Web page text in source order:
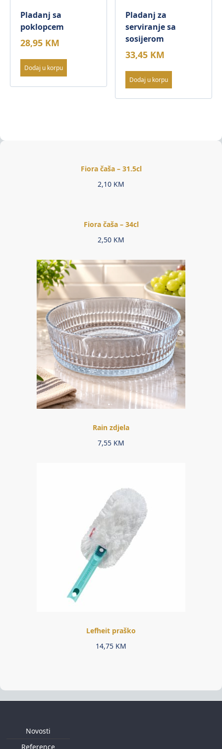
Pladanj sa
poklopcem
28,95 KM
Dodaj u korpu
Pladanj za
serviranje sa
sosijerom
33,45 KM
Dodaj u korpu
Fiora čaša – 31.5cl
2,10 KM
Fiora čaša – 34cl
2,50 KM
Rain zdjela
7,55 KM
Lefheit praško
14,75 KM
Novosti
Reference